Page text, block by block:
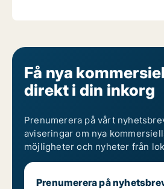
Få nya
direkt i din inkorg
Prenumerera på vårt
aviseringar om nya
möjligheter och nyheter från
Prenumerera på